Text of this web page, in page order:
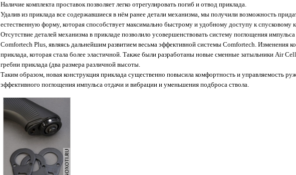
Наличие комплекта проставок позволяет легко отрегулировать погиб и отвод приклада.
Удалив из приклада все содержавшиеся в нём ранее детали механизма, мы получили возможность
естественную форму, которая способствует максимально быстрому и удобному доступу к спусковому
Отсутствие деталей механизма в прикладе позволило усовершенствовать систему поглощения
Comfortech Plus, являясь дальнейшим развитием весьма эффективной системы Comfortech. Изменения
приклада, которая стала более эластичной. Также были разработаны новые сменные затыльники Air
гребни приклада (два размера различной высоты.
Таким образом, новая конструкция приклада существенно повысила комфортность и управляемость
эффективного поглощения импульса отдачи и вибрации и уменьшения подброса ствола.